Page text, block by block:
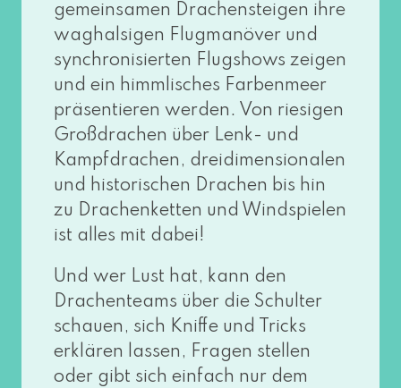
gemein­sa­men Drachensteigen ihre
wag­hal­si­gen Flugmanöver und
syn­chro­ni­sier­ten Flugshows zei­gen
und ein himm­li­sches Farbenmeer
prä­sen­tie­ren wer­den. Von rie­si­gen
Großdrachen über Lenk- und
Kampfdrachen, drei­di­men­sio­na­len
und his­to­ri­schen Drachen bis hin
zu Drachenketten und Windspielen
ist alles mit dabei!
Und wer Lust hat, kann den
Drachenteams über die Schulter
schau­en, sich Kniffe und Tricks
erklä­ren las­sen, Fragen stel­len
oder gibt sich ein­fach nur dem